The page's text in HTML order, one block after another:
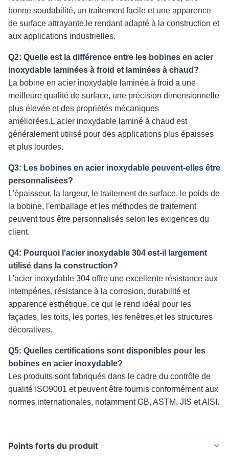
bonne soudabilité, un traitement facile et une apparence
de surface attrayante.le rendant adapté à la construction et
aux applications industrielles.
Q2: Quelle est la différence entre les bobines en acier
inoxydable laminées à froid et laminées à chaud?
La bobine en acier inoxydable laminée à froid a une
meilleure qualité de surface, une précision dimensionnelle
plus élevée et des propriétés mécaniques
améliorées.L'acier inoxydable laminé à chaud est
généralement utilisé pour des applications plus épaisses
et plus lourdes.
Q3: Les bobines en acier inoxydable peuvent-elles être
personnalisées?
L'épaisseur, la largeur, le traitement de surface, le poids de
la bobine, l'emballage et les méthodes de traitement
peuvent tous être personnalisés selon les exigences du
client.
Q4: Pourquoi l'acier inoxydable 304 est-il largement
utilisé dans la construction?
L'acier inoxydable 304 offre une excellente résistance aux
intempéries, résistance à la corrosion, durabilité et
apparence esthétique, ce qui le rend idéal pour les
façades, les toits, les portes, les fenêtres,et les structures
décoratives.
Q5: Quelles certifications sont disponibles pour les
bobines en acier inoxydable?
Les produits sont fabriqués dans le cadre du contrôle de
qualité ISO9001 et peuvent être fournis conformément aux
normes internationales, notamment GB, ASTM, JIS et AISI.
Points forts du produit